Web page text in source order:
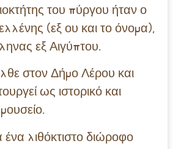
του πύργου ήταν ο
(εξ ου και το όνομα),
εξ Αιγύπτου.
στον Δήμο Λέρου και
ως ιστορικό και
ένα λιθόκτιστο διώροφο